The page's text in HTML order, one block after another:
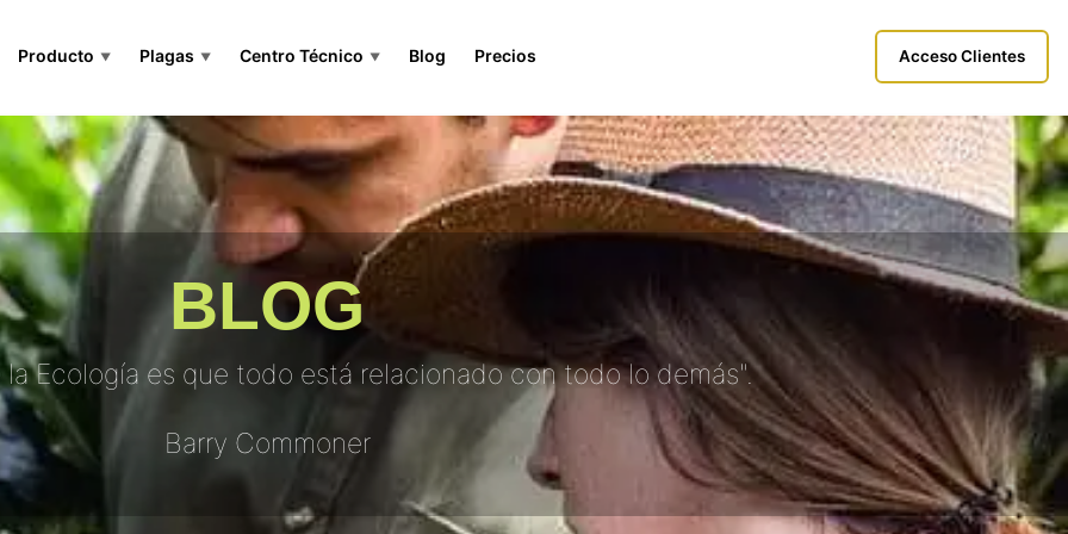
Producto ▼ Plagas ▼ Centro Técnico ▼ Blog Precios Acceso Clientes
BLOG
la Ecología es que todo está relacionado con todo lo demás".
Barry Commoner